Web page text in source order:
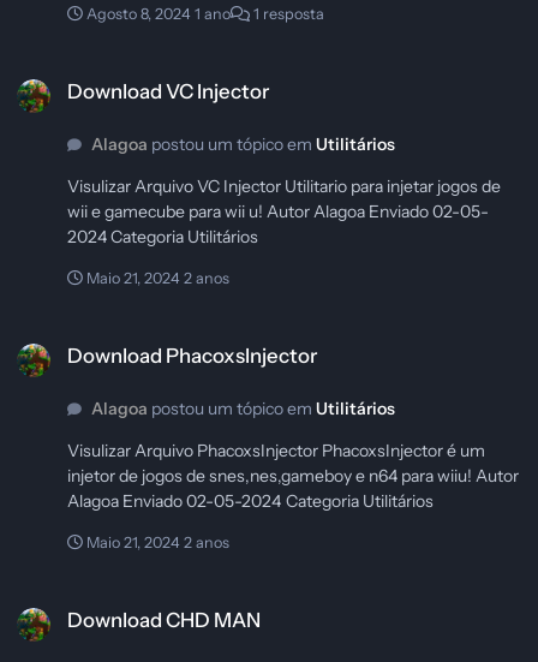
Agosto 8, 2024 1 ano 1 resposta
Download VC Injector
Alagoa postou um tópico em Utilitários
Visulizar Arquivo VC Injector Utilitario para injetar jogos de
wii e gamecube para wii u! Autor Alagoa Enviado 02-05-
Maio 21, 2024 2 anos
Download PhacoxsInjector
Alagoa postou um tópico em Utilitários
Visulizar Arquivo PhacoxsInjector PhacoxsInjector é um
injetor de jogos de snes,nes,gameboy e n64 para wiiu! Autor
Maio 21, 2024 2 anos
Download CHD MAN